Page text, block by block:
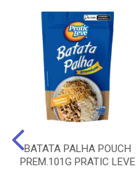
BATATA PALHA POUCH
PREM.101G PRATIC LEVE